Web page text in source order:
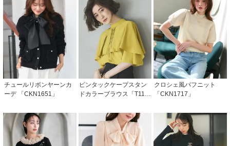
チュールリボンヤーンカ
ーデ 「CKN1651」
ピンタックケープスタン
ドカラーブラウス「T111
ジネス・オフィスシーン
クロシェ風パフニット
「CKN1717」